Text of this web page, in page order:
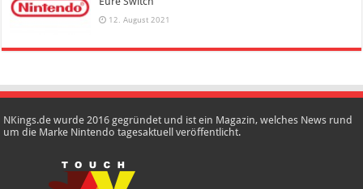
12. August 2021
NKings.de wurde 2016 gegründet und ist ein Magazin, welches News rund
um die Marke Nintendo tagesaktuell veröffentlicht.